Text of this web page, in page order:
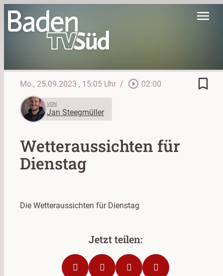
menu
Mo., 25.09.2023 , 15:05 Uhr / play_circle_outline 02:00 bookmark_border
VON
Jan Steegmüller
Wetteraussichten für
Dienstag
Die Wetteraussichten für Dienstag